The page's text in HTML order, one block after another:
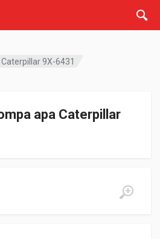
9X-6431
apa Caterpillar